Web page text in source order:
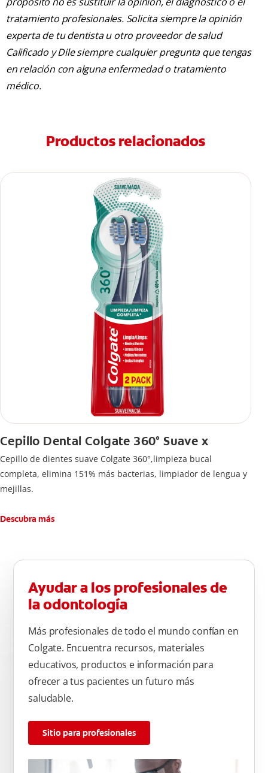
tratamiento profesionales. Solicita siempre la opinión
experta de tu dentista u otro proveedor de salud
Calificado y Dile siempre cualquier pregunta que tengas
en relación con alguna enfermedad o tratamiento
médico.
Productos relacionados
Cepillo Dental Colgate 360° Suave x
Cepillo de dientes suave Colgate 360°,limpieza bucal
completa, elimina 151% más bacterias, limpiador de lengua y
mejillas.
Descubra más
Ayudar a los profesionales de
la odontología
Más profesionales de todo el mundo confían en
Colgate. Encuentra recursos, materiales
educativos, productos e información para
ofrecer a tus pacientes un futuro más
saludable.
Sitio para profesionales